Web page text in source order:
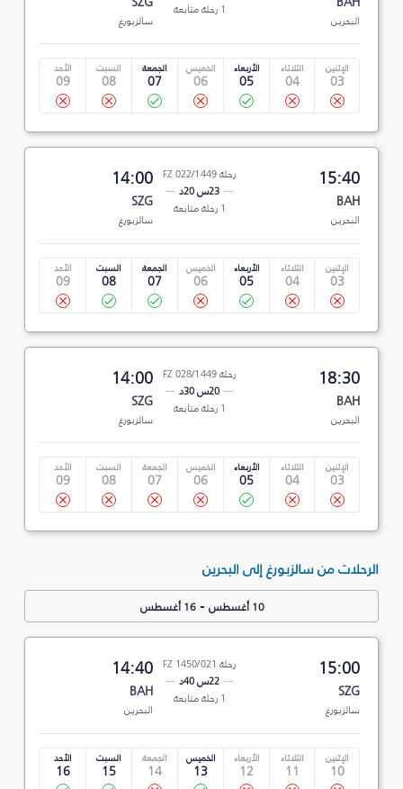
البحرين
1 رحلة متابعة
سالزبورغ
الإثنين
03
الثلاثاء
04
الأربعاء
05
الخميس
06
الجمعة
07
السبت
08
الأحد
09
15:40
BAH
البحرين
رحلة FZ 022/1449
23س 20د
1 رحلة متابعة
14:00
SZG
سالزبورغ
الإثنين
03
الثلاثاء
04
الأربعاء
05
الخميس
06
الجمعة
07
السبت
08
الأحد
09
18:30
BAH
البحرين
رحلة FZ 028/1449
20س 30د
1 رحلة متابعة
14:00
SZG
سالزبورغ
الإثنين
03
الثلاثاء
04
الأربعاء
05
الخميس
06
الجمعة
07
السبت
08
الأحد
09
الرحلات من سالزبورغ إلى البحرين
10 أغسطس -16 أغسطس
15:00
SZG
سالزبورغ
رحلة FZ 1450/021
22س 40د
1 رحلة متابعة
14:40
BAH
البحرين
الإثنين
10
الثلاثاء
11
الأربعاء
12
الخميس
13
الجمعة
14
السبت
15
الأحد
16